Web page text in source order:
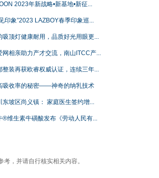
2023年新战略•新基地•新征...
印象”2023 LAZBOY春季印象巡...
吸顶灯健康耐用，品质好光用眼更...
网相亲助力产才交流，南山ITCC产...
整装再获欧睿权威认证，连续三年...
吸收率的秘密——神奇的纳乳技术
东坡区尚义镇： 家庭医生签约增...
®维生素牛磺酸发布《劳动人民有...
，并请自行核实相关内容。